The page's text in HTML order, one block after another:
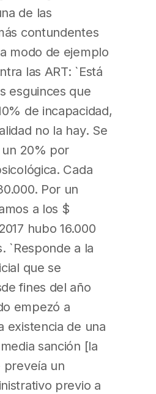
de las
contundentes
modo de ejemplo
las ART: `Está
esguinces que
de incapacidad,
no la hay. Se
un 20% por
Cada
Por un
a los $
hubo 16.000
`Responde a la
que se
fines del año
empezó a
existencia de una
sanción [la
preveía un
previo a